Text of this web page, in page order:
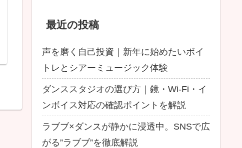
最近の投稿
声を磨く自己投資｜新年に始めたいボイ
トレとシアーミュージック体験
ダンススタジオの選び方｜鏡・Wi-Fi・イ
ンボイス対応の確認ポイントを解説
ラブブ×ダンスが静かに浸透中。SNSで広
がる”ラブブ”を徹底解説